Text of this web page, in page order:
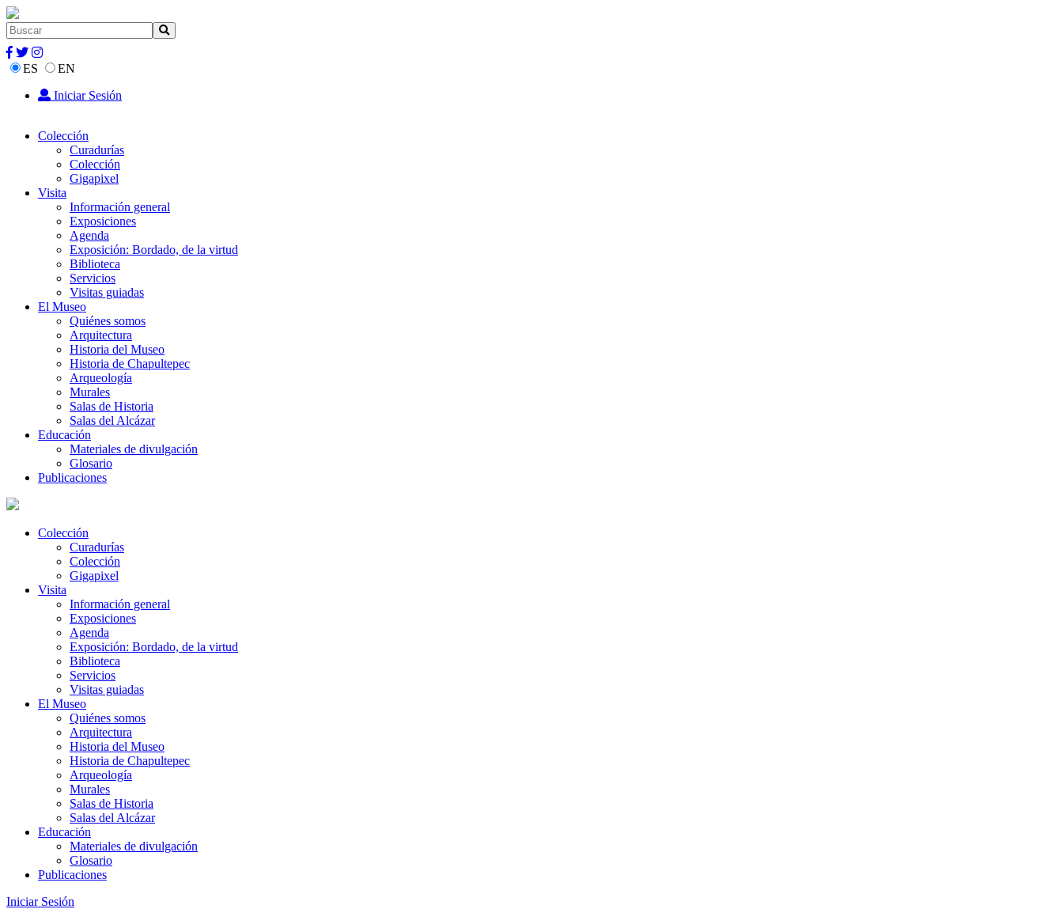
ES
EN
Iniciar Sesión
Colección
Curadurías
Colección
Gigapixel
Visita
Información general
Exposiciones
Agenda
Exposición: Bordado, de la virtud
Biblioteca
Servicios
Visitas guiadas
El Museo
Quiénes somos
Arquitectura
Historia del Museo
Historia de Chapultepec
Arqueología
Murales
Salas de Historia
Salas del Alcázar
Educación
Materiales de divulgación
Glosario
Publicaciones
Colección
Curadurías
Colección
Gigapixel
Visita
Información general
Exposiciones
Agenda
Exposición: Bordado, de la virtud
Biblioteca
Servicios
Visitas guiadas
El Museo
Quiénes somos
Arquitectura
Historia del Museo
Historia de Chapultepec
Arqueología
Murales
Salas de Historia
Salas del Alcázar
Educación
Materiales de divulgación
Glosario
Publicaciones
Iniciar Sesión